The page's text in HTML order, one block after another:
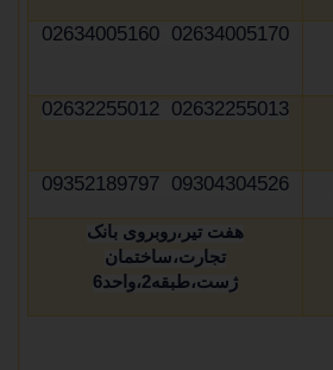
02634005170 02634005160
02632255013 02632255012
09304304526 09352189797
هفت تیر،روبروی بانک
تجارت،ساختمان
ژست،طبقه2،واحد6